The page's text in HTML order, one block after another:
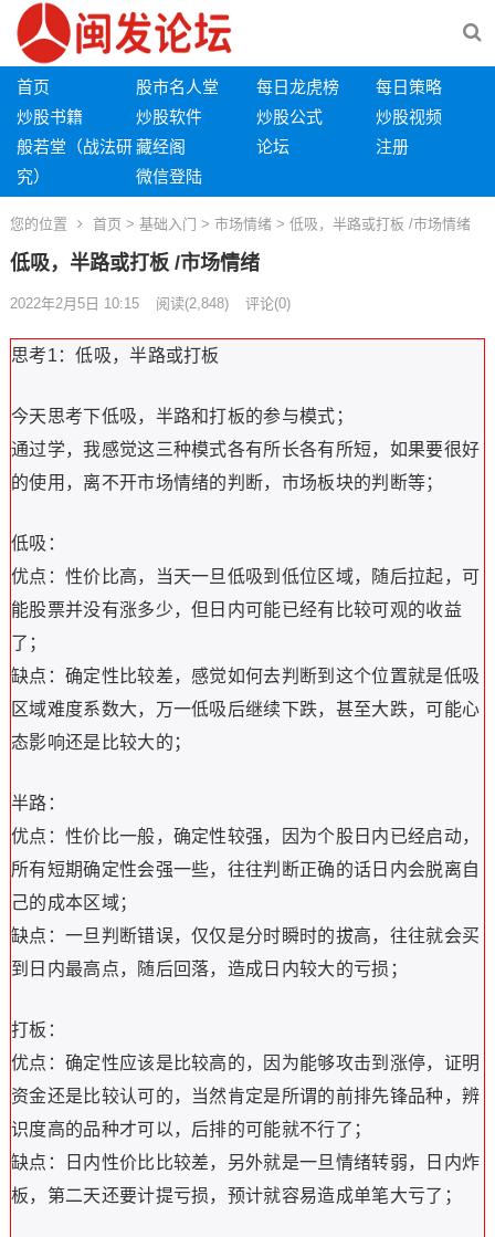
首页 股市名人堂 每日龙虎榜
每日策略
炒股书籍
炒股软件 炒股公式
炒股视频
般若堂（战法研
究）
藏经阁 论坛
注册
微信登陆
您的位置 首页 > 基础入门 > 市场情绪 > 低吸，半路或打板 /市场情绪
低吸，半路或打板 /市场情绪
2022年2月5日 10:15 阅读(2,848) 评论(0)
思考1：低吸，半路或打板
今天思考下低吸，半路和打板的参与模式；
通过学，我感觉这三种模式各有所长各有所短，如果要很好
的使用，离不开市场情绪的判断，市场板块的判断等；
低吸：
优点：性价比高，当天一旦低吸到低位区域，随后拉起，可
能股票并没有涨多少，但日内可能已经有比较可观的收益
了；
缺点：确定性比较差，感觉如何去判断到这个位置就是低吸
区域难度系数大，万一低吸后继续下跌，甚至大跌，可能心
态影响还是比较大的；
半路：
优点：性价比一般，确定性较强，因为个股日内已经启动，
所有短期确定性会强一些，往往判断正确的话日内会脱离自
己的成本区域；
缺点：一旦判断错误，仅仅是分时瞬时的拔高，往往就会买
到日内最高点，随后回落，造成日内较大的亏损；
打板：
优点：确定性应该是比较高的，因为能够攻击到涨停，证明
资金还是比较认可的，当然肯定是所谓的前排先锋品种，辨
识度高的品种才可以，后排的可能就不行了；
缺点：日内性价比比较差，另外就是一旦情绪转弱，日内炸
板，第二天还要计提亏损，预计就容易造成单笔大亏了；